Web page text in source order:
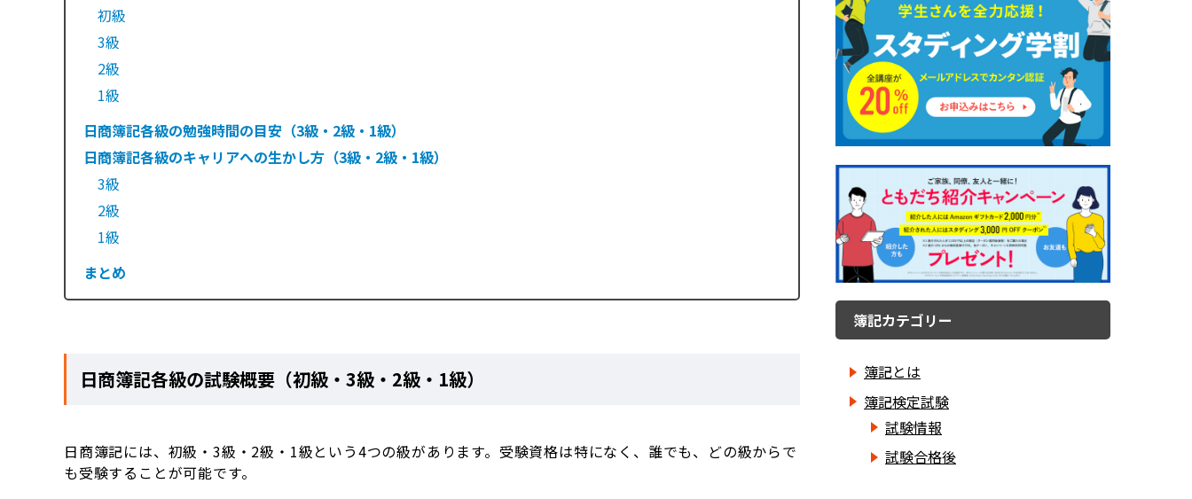
初級
3級
2級
1級
日商簿記各級の勉強時間の目安（3級・2級・1級）
日商簿記各級のキャリアへの生かし方（3級・2級・1級）
3級
2級
1級
まとめ
日商簿記各級の試験概要（初級・3級・2級・1級）
日商簿記には、初級・3級・2級・1級という4つの級があります。受験資格は特になく、誰でも、どの級からで
も受験することが可能です。
簿記カテゴリー
簿記とは
簿記検定試験
試験情報
試験合格後